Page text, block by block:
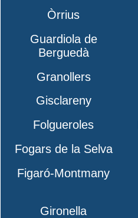
Òrrius
Guardiola de
Berguedà
Granollers
Gisclareny
Folgueroles
Fogars de la Selva
Figaró-Montmany
Gironella